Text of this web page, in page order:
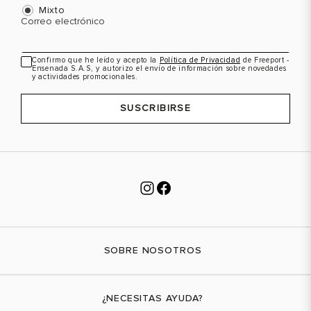
Mixto
Correo electrónico
Confirmo que he leído y acepto la Política de Privacidad de Freeport -
Ensenada S.A.S, y autorizo el envío de información sobre novedades
y actividades promocionales.
SUSCRIBIRSE
SOBRE NOSOTROS
¿NECESITAS AYUDA?